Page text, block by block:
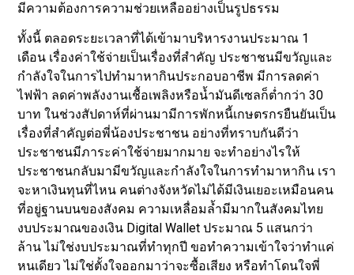
มีความต้องการความช่วยเหลืออย่างเป็นรูปธรรม
ทั้งนี้ ตลอดระยะเวลาที่ได้เข้ามาบริหารงานประมาณ 1
เดือน เรื่องค่าใช้จ่ายเป็นเรื่องที่สำคัญ ประชาชนมีขวัญและ
กำลังใจในการไปทำมาหากินประกอบอาชีพ มีการลดค่า
ไฟฟ้า ลดค่าพลังงานเชื้อเพลิงหรือน้ำมันดีเซลก็ต่ำกว่า 30
บาท ในช่วงสัปดาห์ที่ผ่านมามีการพักหนี้เกษตรกรยืนยันเป็น
เรื่องที่สำคัญต่อพี่น้องประชาชน อย่างที่ทราบกันดีว่า
ประชาชนมีภาระค่าใช้จ่ายมากมาย จะทำอย่างไรให้
ประชาชนกลับมามีขวัญและกำลังใจในการทำมาหากิน เรา
จะหาเงินทุนที่ไหน คนต่างจังหวัดไม่ได้มีเงินเยอะเหมือนคน
ที่อยู่ฐานบนของสังคม ความเหลื่อมล้ำมีมากในสังคมไทย
งบประมาณของเงิน Digital Wallet ประมาณ 5 แสนกว่า
ล้าน ไม่ใช่งบประมาณที่ทำทุกปี ขอทำความเข้าใจว่าทำแค่
หนเดียว ไม่ใช่ตั้งใจออกมาว่าจะซื้อเสียง หรือทำโดนใจพี่